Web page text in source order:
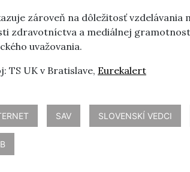
zároveň na dôležitosť
zdravotníctva a mediálnej
uvažovania.
TS UK v Bratislave, Eurekalert
SAV SLOVENSKÍ VEDCI